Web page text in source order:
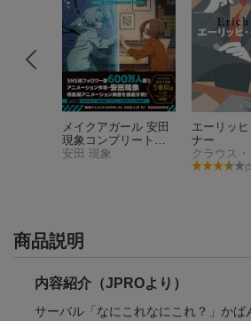
メイクアガール 安田
現象コンプリートブ
ック
安田 現象
エーリッ
ナー
クラウス
商品説明
内容紹介（JPROより）
サーバル「なにこれなにこれ？」か